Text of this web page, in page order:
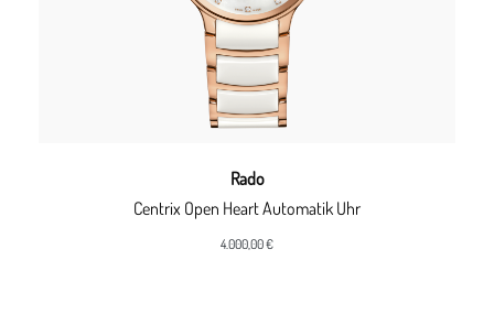
Rado
Centrix Open Heart Automatik Uhr
4.000,00 €